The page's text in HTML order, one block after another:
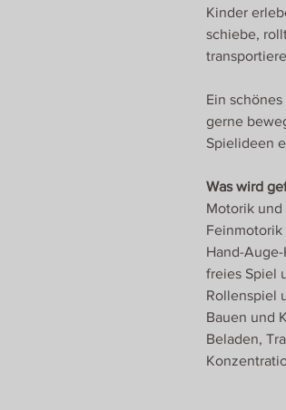
Kinder
schiebe,
Ein
gerne
Spielideen
Was wird
Motorik
Hand-
freies Spiel
Rollenspiel
Bauen und
Beladen,